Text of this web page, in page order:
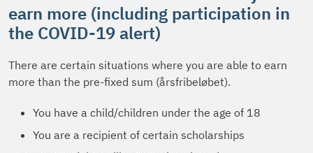
earn more (including participation in
the COVID-19 alert)
There are certain situations where you are able to earn
more than the pre-fixed sum (årsfribeløbet).
You have a child/children under the age of 18
You are a recipient of certain scholarships